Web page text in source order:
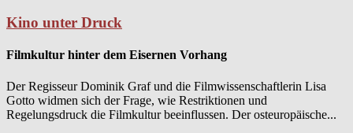
Kino unter Druck
Filmkultur hinter dem Eisernen Vorhang
Der Regisseur Dominik Graf und die Filmwissenschaftlerin Lisa
Gotto widmen sich der Frage, wie Restriktionen und
Regelungsdruck die Filmkultur beeinflussen. Der osteuropäische...